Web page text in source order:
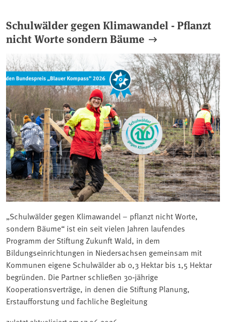
Schulwälder gegen Klimawandel - Pflanzt
nicht Worte sondern Bäume
„Schulwälder gegen Klimawandel – pflanzt nicht Worte,
sondern Bäume“ ist ein seit vielen Jahren laufendes
Programm der Stiftung Zukunft Wald, in dem
Bildungseinrichtungen in Niedersachsen gemeinsam mit
Kommunen eigene Schulwälder ab 0,3 Hektar bis 1,5 Hektar
begründen. Die Partner schließen 30‑jährige
Kooperationsverträge, in denen die Stiftung Planung,
Erstaufforstung und fachliche Begleitung